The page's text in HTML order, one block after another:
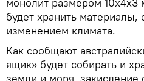
будет хранить материалы,
изменением климата.
Как сообщают
ящик» будет собирать и
земли и моря,